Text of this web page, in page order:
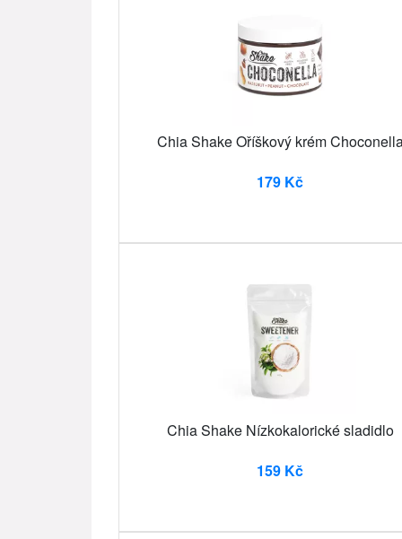
Chia Shake Oříškový krém
179 Kč
Chia Shake Nízkokalorické sladidlo
159 Kč